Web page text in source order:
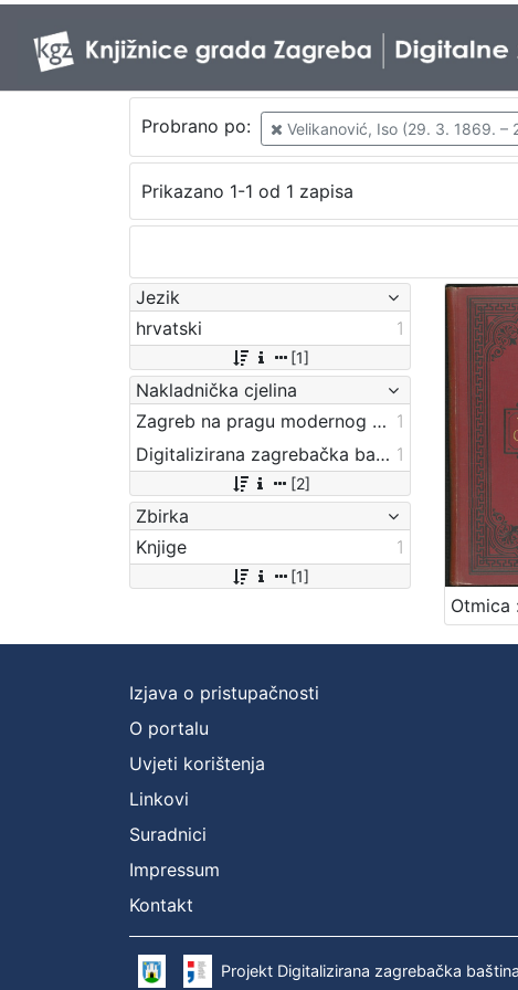
Probrano po: Velikanović, Iso (29. 3. 1869. –
Prikazano 1-1 od 1 zapisa
Jezik
hrvatski
1
[1]
Nakladnička cjelina
Zagreb na pragu modernog doba 1
Digitalizirana zagrebačka baština 1
[2]
Zbirka
Knjige
1
[1]
Izjava o pristupačnosti
O portalu
Uvjeti korištenja
Linkovi
Suradnici
Impressum
Kontakt
Projekt Digitalizirana zagrebačka